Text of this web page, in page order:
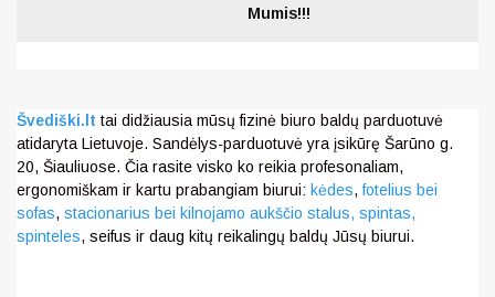
Mumis!!!
Švediški.lt tai didžiausia mūsų fizinė biuro baldų parduotuvė
atidaryta Lietuvoje. Sandėlys-parduotuvė yra įsikūrę Šarūno g.
20, Šiauliuose. Čia rasite visko ko reikia profesonaliam,
ergonomiškam ir kartu prabangiam biurui: kėdes,fotelius bei
sofas, stacionarius bei kilnojamo aukščio stalus, spintas,
spinteles, seifus ir daug kitų reikalingų baldų Jūsų biurui.